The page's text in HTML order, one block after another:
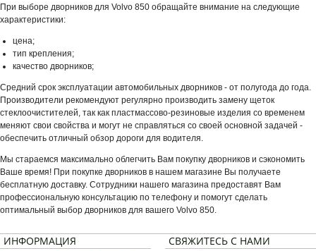
При выборе дворников для Volvo 850 обращайте внимание на следующие
характеристики:
цена;
тип крепления;
качество дворников;
Средний срок эксплуатации автомобильных дворников - от полугода до года.
Производители рекомендуют регулярно производить замену щеток
стеклоочистителей, так как пластмассово-резиновые изделия со временем
меняют свои свойства и могут не справляться со своей основной задачей -
обеспечить отличный обзор дороги для водителя.
Мы стараемся максимально облегчить Вам покупку дворников и сэкономить
Ваше время! При покупке дворников в нашем магазине Вы получаете
бесплатную доставку. Сотрудники нашего магазина предоставят Вам
профессиональную консультацию по телефону и помогут сделать
оптимальный выбор дворников для вашего Volvo 850.
ИНФОРМАЦИЯ
СВЯЖИТЕСЬ С НАМИ